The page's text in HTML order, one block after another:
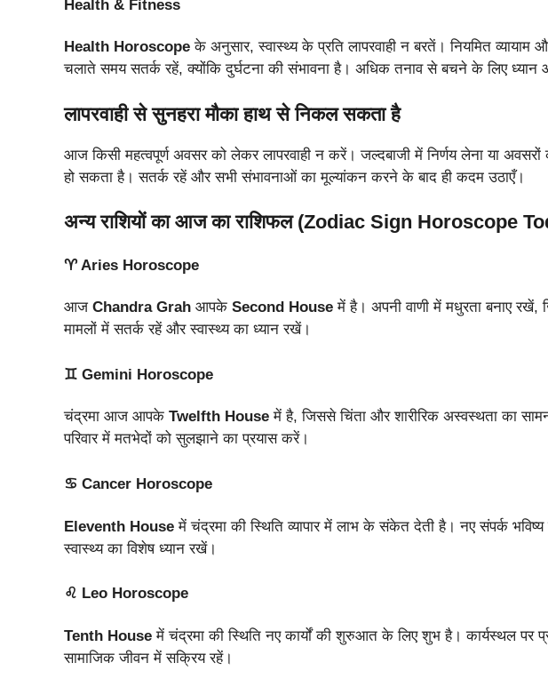
Health & Fitness
Health Horoscope के अनुसार, स्वास्थ्य के प्रति लापरवाही न बरतें। नियमित व्यायाम
चलाते समय सतर्क रहें, क्योंकि दुर्घटना की संभावना है। अधिक तनाव से बचने के लिए ध्यान
लापरवाही से सुनहरा मौका हाथ से निकल सकता है
आज किसी महत्वपूर्ण अवसर को लेकर लापरवाही न करें। जल्दबाजी में निर्णय लेना या
हो सकता है। सतर्क रहें और सभी संभावनाओं का मूल्यांकन करने के बाद ही कदम उठाएँ।
अन्य राशियों का आज का राशिफल (Zodiac Sign Horoscope
♈ Aries Horoscope
आज Chandra Grah आपके Second House में है। अपनी वाणी में मधुरता बनाए
मामलों में सतर्क रहें और स्वास्थ्य का ध्यान रखें।
♊ Gemini Horoscope
चंद्रमा आज आपके Twelfth House में है, जिससे चिंता और शारीरिक अस्वस्थता का
परिवार में मतभेदों को सुलझाने का प्रयास करें।
♋ Cancer Horoscope
Eleventh House में चंद्रमा की स्थिति व्यापार में लाभ के संकेत देती है। नए संपर्क
स्वास्थ्य का विशेष ध्यान रखें।
♌ Leo Horoscope
Tenth House में चंद्रमा की स्थिति नए कार्यों की शुरुआत के लिए शुभ है। कार्यस्थल पर
सामाजिक जीवन में सक्रिय रहें।